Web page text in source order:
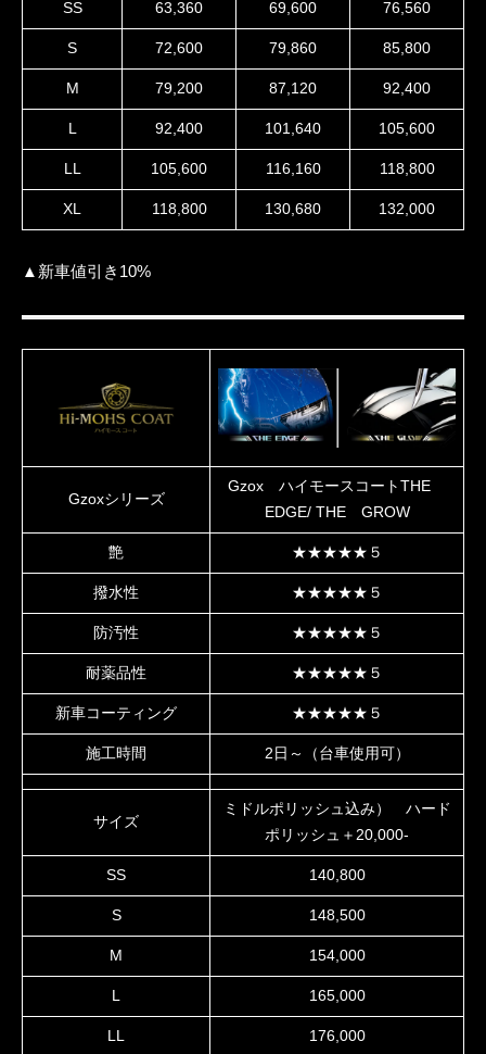
SS 63,360 69,600 76,560
S 72,600 79,860 85,800
M 79,200 87,120 92,400
92,400 101,640 105,600
105,600 116,160 118,800
XL 118,800 130,680 132,000
▲新車値引き10%
Gzoxシリーズ
Gzox ハイモースコートTHE
EDGE/ THE GROW
艶 ★★★★★５
撥水性 ★★★★★５
防汚性 ★★★★★５
耐薬品性 ★★★★★５
新車コーティング ★★★★★５
施工時間 2日～（台車使用可）
サイズ
ミドルポリッシュ込み） ハード
ポリッシュ＋20,000-
SS 140,800
S 148,500
M 154,000
L 165,000
LL 176,000